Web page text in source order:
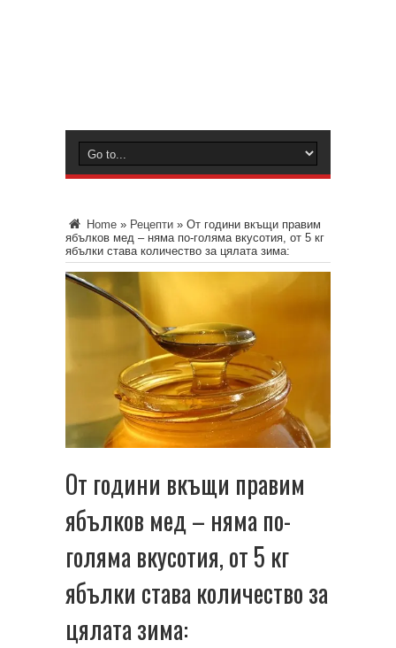
Home » Рецепти » От години вкъщи правим
ябълков мед – няма по-голяма вкусотия, от 5 кг
ябълки става количество за цялата зима:
От години вкъщи правим
ябълков мед – няма по-
голяма вкусотия, от 5 кг
ябълки става количество за
цялата зима: